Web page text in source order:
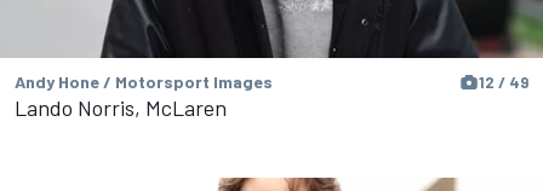
Andy Hone / Motorsport Images 12 / 49
Lando Norris, McLaren